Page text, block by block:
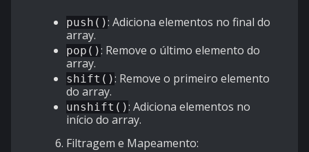
push(): Adiciona elementos no final do
array.
pop(): Remove o último elemento do
array.
shift(): Remove o primeiro elemento
do array.
unshift(): Adiciona elementos no
início do array.
Filtragem e Mapeamento: